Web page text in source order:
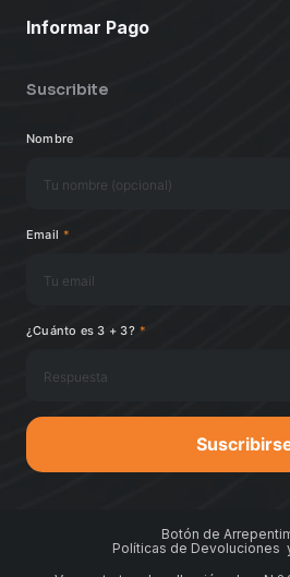
Informar Pago
Suscribite
Nombre
Email *
¿Cuánto es 3 + 3? *
Botón de
Políticas de Devoluciones